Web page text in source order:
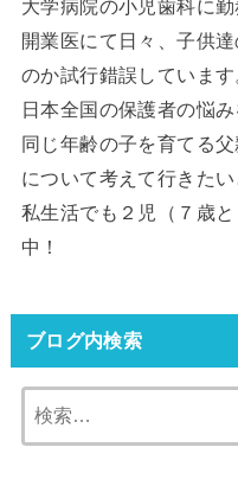
大学病院の小児歯科に
開業医にて日々、子供
のか試行錯誤しています
日本全国の保護者の悩
同じ年齢の子を育てる
について考えて行きたい
私生活でも２児（７歳
中！
ブログ内検索